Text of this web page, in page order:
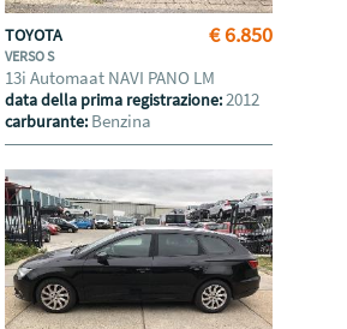
€ 6.850
TOYOTA
VERSO S
13i Automaat NAVI PANO LM
data della prima registrazione:2012
carburante: Benzina